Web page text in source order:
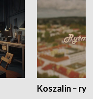
Koszalin –